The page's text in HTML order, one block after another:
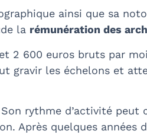
ainsi que sa
la rémunération des
2 600 euros bruts par
gravir les échelons et
rythme d’activité
Après quelques années